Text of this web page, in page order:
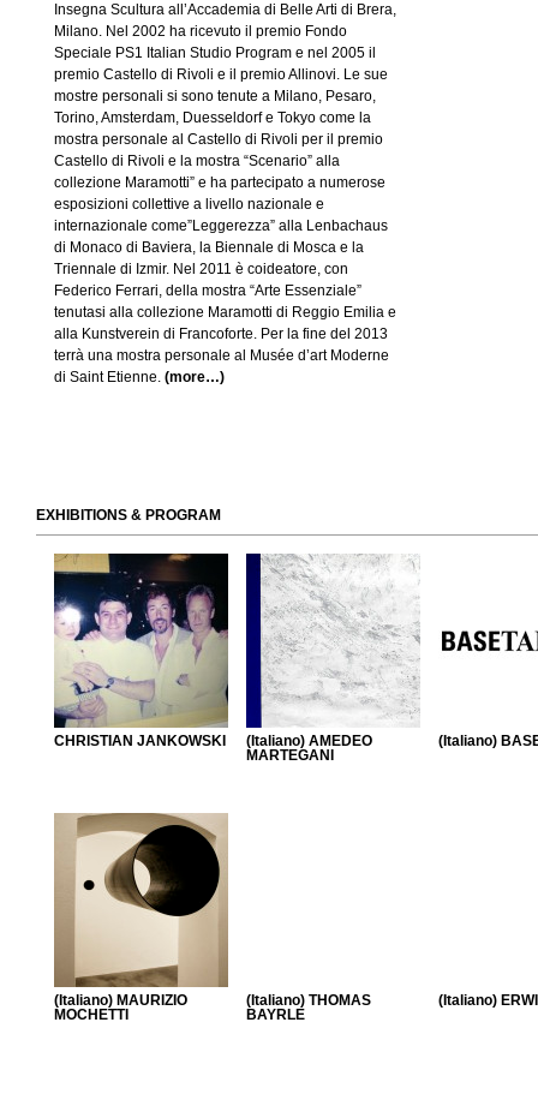
Insegna Scultura all’Accademia di Belle Arti di Brera,
Milano. Nel 2002 ha ricevuto il premio Fondo
Speciale PS1 Italian Studio Program e nel 2005 il
premio Castello di Rivoli e il premio Allinovi. Le sue
mostre personali si sono tenute a Milano, Pesaro,
Torino, Amsterdam, Duesseldorf e Tokyo come la
mostra personale al Castello di Rivoli per il premio
Castello di Rivoli e la mostra “Scenario” alla
collezione Maramotti” e ha partecipato a numerose
esposizioni collettive a livello nazionale e
internazionale come”Leggerezza” alla Lenbachaus
di Monaco di Baviera, la Biennale di Mosca e la
Triennale di Izmir. Nel 2011 è coideatore, con
Federico Ferrari, della mostra “Arte Essenziale”
tenutasi alla collezione Maramotti di Reggio Emilia e
alla Kunstverein di Francoforte. Per la fine del 2013
terrà una mostra personale al Musée d’art Moderne
di Saint Etienne. (more…)
EXHIBITIONS & PROGRAM
CHRISTIAN JANKOWSKI
(Italiano) AMEDEO
MARTEGANI
(Italiano)
(Italiano) MAURIZIO
MOCHETTI
(Italiano) THOMAS
BAYRLE
(Italiano)